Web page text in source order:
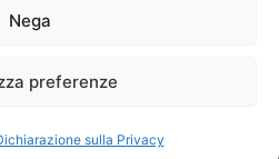
Nega
preferenze
sulla Privacy
di Comunicazione al
srl–info@ladigitale.it